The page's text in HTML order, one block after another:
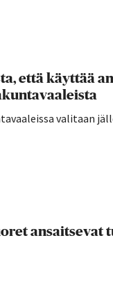
että käyttää
valitaan
ansaitsevat